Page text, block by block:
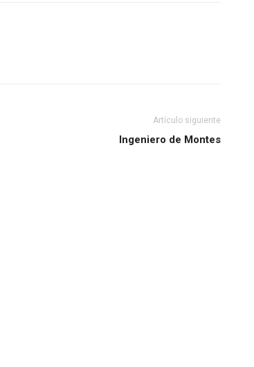
Artículo siguiente
Ingeniero de Montes